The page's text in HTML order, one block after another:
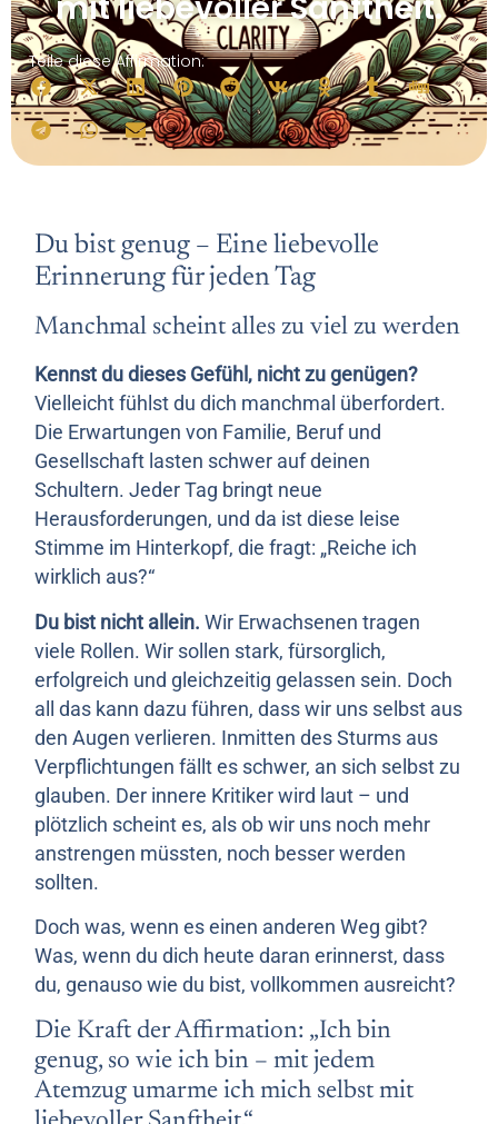
Teile diese Affirmation:
Du bist genug – Eine liebevolle
Erinnerung für jeden Tag
Manchmal scheint alles zu viel zu werden
Kennst du dieses Gefühl, nicht zu genügen?
Vielleicht fühlst du dich manchmal überfordert.
Die Erwartungen von Familie, Beruf und
Gesellschaft lasten schwer auf deinen
Schultern. Jeder Tag bringt neue
Herausforderungen, und da ist diese leise
Stimme im Hinterkopf, die fragt: „Reiche ich
wirklich aus?“
Du bist nicht allein. Wir Erwachsenen tragen
viele Rollen. Wir sollen stark, fürsorglich,
erfolgreich und gleichzeitig gelassen sein. Doch
all das kann dazu führen, dass wir uns selbst aus
den Augen verlieren. Inmitten des Sturms aus
Verpflichtungen fällt es schwer, an sich selbst zu
glauben. Der innere Kritiker wird laut – und
plötzlich scheint es, als ob wir uns noch mehr
anstrengen müssten, noch besser werden
sollten.
Doch was, wenn es einen anderen Weg gibt?
Was, wenn du dich heute daran erinnerst, dass
du, genauso wie du bist, vollkommen ausreicht?
Die Kraft der Affirmation: „Ich bin
genug, so wie ich bin – mit jedem
Atemzug umarme ich mich selbst mit